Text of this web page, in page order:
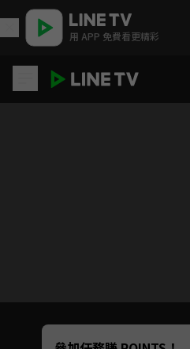
用 APP 免費看更精彩
Unmute
如有不便請見諒